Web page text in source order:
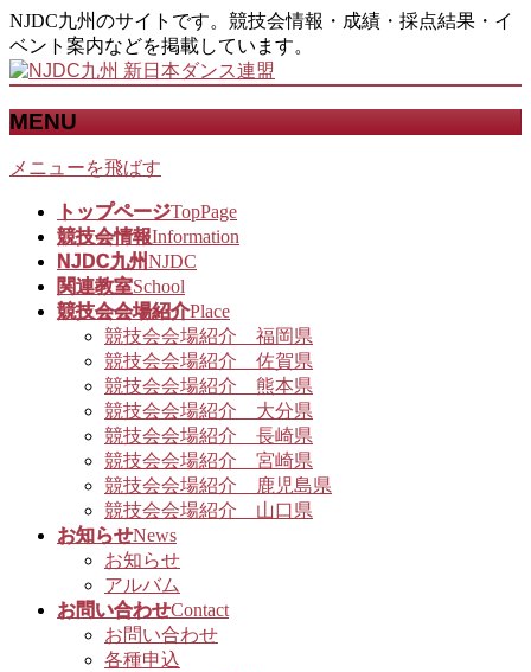
NJDC九州のサイトです。競技会情報・成績・採点結果・イ
ベント案内などを掲載しています。
MENU
メニューを飛ばす
トップページTopPage
競技会情報Information
NJDC九州NJDC
関連教室School
競技会会場紹介Place
競技会会場紹介 福岡県
競技会会場紹介 佐賀県
競技会会場紹介 熊本県
競技会会場紹介 大分県
競技会会場紹介 長崎県
競技会会場紹介 宮崎県
競技会会場紹介 鹿児島県
競技会会場紹介 山口県
お知らせNews
お知らせ
アルバム
お問い合わせContact
お問い合わせ
各種申込